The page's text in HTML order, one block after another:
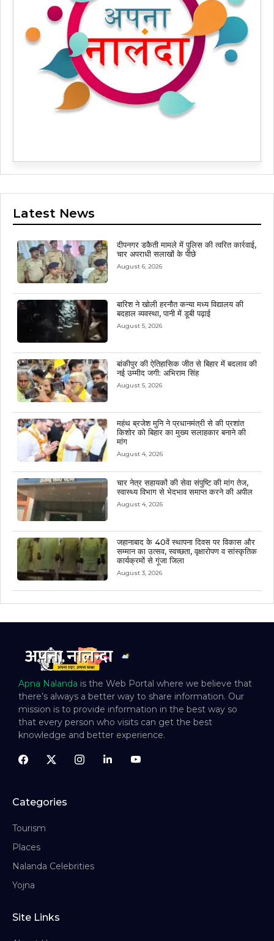
Latest News
दीपनगर डकैती मामले में पुलिस की त्वरित कार्रवाई,
चार अपराधी सलाखों के पीछे
August 6, 2026
बारिश ने खोली हरनौत कन्या मध्य विद्यालय की
बदहाल व्यवस्था, पानी में डूबी पढ़ाई
August 5, 2026
बांकीपुर की ऐतिहासिक जीत से बिहार में बदलाव की
नई उम्मीद जगी: अभिराम सिंह
August 5, 2026
महंथ ब्रजेश मुनि ने प्रधानमंत्री से की प्रशांत
किशोर को बिहार का मुख्य सलाहकार बनाने की
मांग
August 4, 2026
चार नेत्र सहायकों की सेवा संपुष्टि की मांग तेज,
स्वास्थ्य विभाग से भेदभाव समाप्त करने की अपील
August 4, 2026
जहानाबाद के 40वें स्थापना दिवस पर विकास और
सम्मान का उत्सव, स्वच्छता, वृक्षारोपण व सांस्कृतिक
कार्यक्रमों से गूंजा जिला
August 3, 2026
Apna Nalanda is the Web Portal where we believe that
there’s always a better way to share information. Our
mission is to provide information in the best way so
that every person who visits can get the best
knowledge and better experience.
Categories
Tourism
Places
Nalanda Celebrities
Yojna
Site Links